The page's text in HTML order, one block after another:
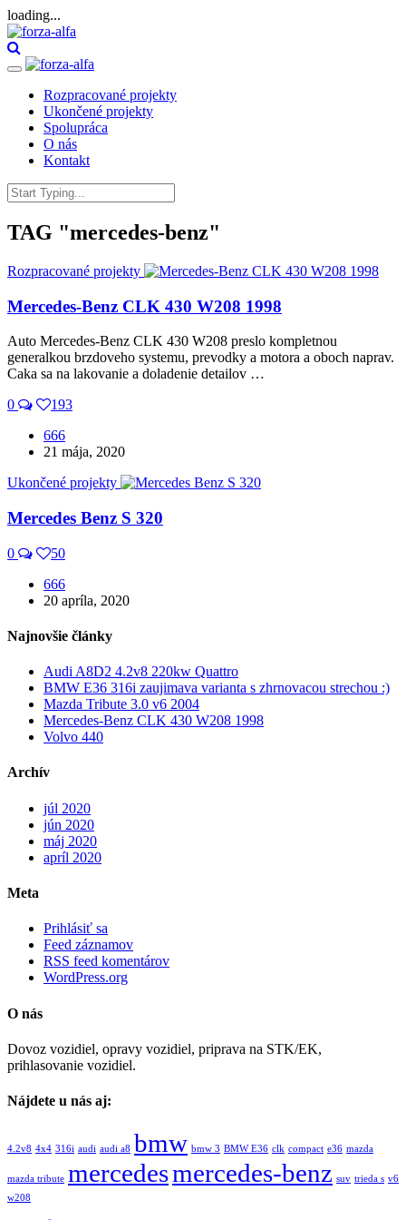
loading...
Toggle
navigationRozpracované projekty
Ukončené projekty
Spolupráca
O nás
Kontakt
Search
for:
TAG "mercedes-benz"
Rozpracované projekty
Mercedes-Benz CLK 430 W208 1998
Auto Mercedes-Benz CLK 430 W208 preslo kompletnou
generalkou brzdoveho systemu, prevodky a motora a oboch naprav.
Caka sa na lakovanie a doladenie detailov …
0
193
666
21 mája, 2020
Ukončené projekty
Mercedes Benz S 320
0
50
666
20 apríla, 2020
Najnovšie články
Audi A8D2 4.2v8 220kw Quattro
BMW E36 316i zaujimava varianta s zhrnovacou strechou :)
Mazda Tribute 3.0 v6 2004
Mercedes-Benz CLK 430 W208 1998
Volvo 440
Archív
júl 2020
jún 2020
máj 2020
apríl 2020
Meta
Prihlásiť sa
Feed záznamov
RSS feed komentárov
WordPress.org
O nás
Dovoz vozidiel, opravy vozidiel, priprava na STK/EK,
prihlasovanie vozidiel.
Nájdete u nás aj:
4.2v8 4x4 316i audi audi a8 bmw bmw 3 BMW E36 clk compact e36 mazda
mazda tribute mercedesmercedes-benz suv trieda s v6
w208